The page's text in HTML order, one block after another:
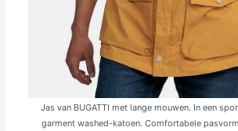
Jas van BUGATTI met lange mouwen. In een
garment washed-katoen. Comfortabele